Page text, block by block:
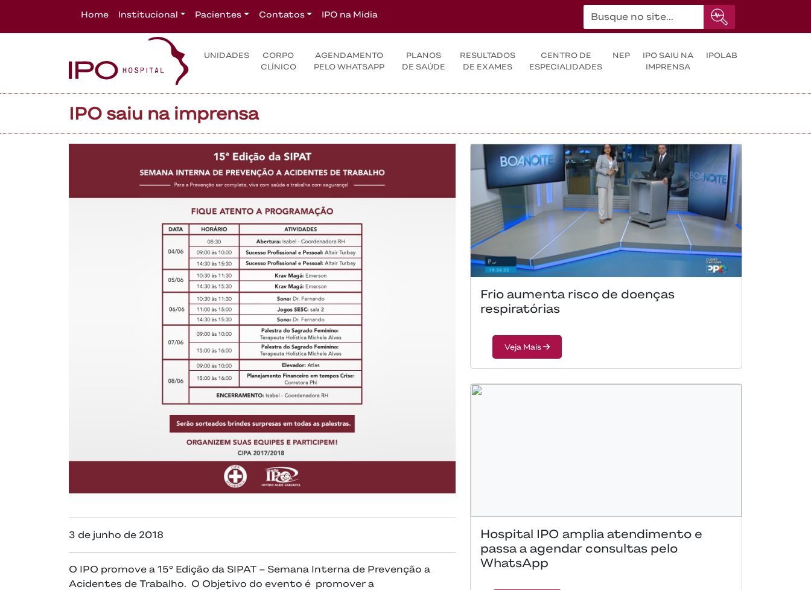
Home Institucional Pacientes Contatos IPO na Mídia
UNIDADES
CORPO
CLÍNICO
AGENDAMENTO
PELO WHATSAPP
PLANOS
DE SAÚDE
RESULTADOS
DE EXAMES
CENTRO DE
ESPECIALIDADES
NEP
IPO SAIU NA
IMPRENSA
IPOLAB
IPO saiu na imprensa
3 de junho de 2018
O IPO promove a 15° Edição da SIPAT – Semana Interna de Prevenção a
Acidentes de Trabalho. O Objetivo do evento é promover a
Frio aumenta risco de doenças
respiratórias
Veja Mais
Hospital IPO amplia atendimento e
passa a agendar consultas pelo
WhatsApp